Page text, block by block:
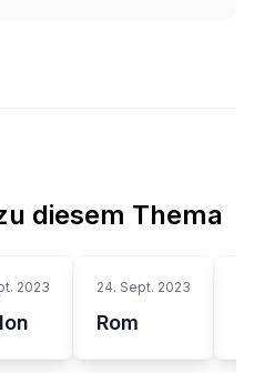
diesem Thema
2023 24. Sept. 2023
Rom